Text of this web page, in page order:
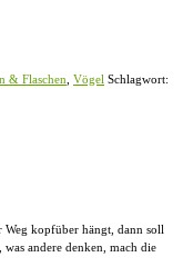
& Flaschen Vögel Schlagwort:
Weg kopfüber hängt, dann soll
andere denken, mach die